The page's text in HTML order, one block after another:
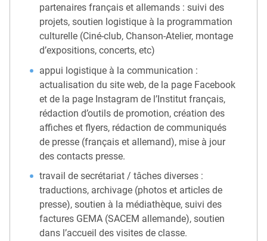
partenaires français et allemands : suivi des
projets, soutien logistique à la programmation
culturelle (Ciné-club, Chanson-Atelier, montage
d’expositions, concerts, etc)
appui logistique à la communication :
actualisation du site web, de la page Facebook
et de la page Instagram de l’Institut français,
rédaction d’outils de promotion, création des
affiches et flyers, rédaction de communiqués
de presse (français et allemand), mise à jour
des contacts presse.
travail de secrétariat / tâches diverses :
traductions, archivage (photos et articles de
presse), soutien à la médiathèque, suivi des
factures GEMA (SACEM allemande), soutien
dans l’accueil des visites de classe.